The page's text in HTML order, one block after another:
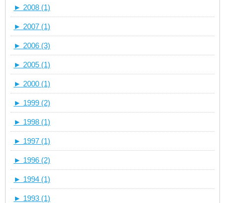
► 2008 (1)
► 2007 (1)
► 2006 (3)
► 2005 (1)
► 2000 (1)
► 1999 (2)
► 1998 (1)
► 1997 (1)
► 1996 (2)
► 1994 (1)
► 1993 (1)